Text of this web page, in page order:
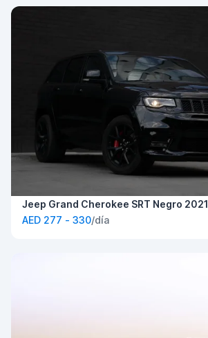
Jeep Grand Cherokee SRT Negro 2021
AED 277 - 330/día